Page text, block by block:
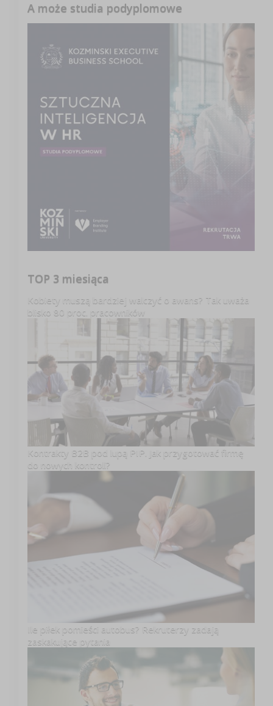
A może studia podyplomowe
TOP 3 miesiąca
Kobiety muszą bardziej walczyć o awans? Tak uważa
blisko 80 proc. pracowników
Kontrakty B2B pod lupą PIP. Jak przygotować firmę
do nowych kontroli?
Ile piłek pomieści autobus? Rekruterzy zadają
zaskakujące pytania